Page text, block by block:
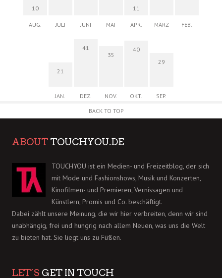
10
AUG. JULI JUNI MAI
11
APR. MÄRZ FEB.
21
JAN.
41
DEZ.
35
NOV.
40
OKT.
29
SEP.
BACK TO TOP
ABOUT TOUCHYOU.DE
TOUCHYOU ist ein Medien- und Freizeitblog, der sich
mit Mode und Fashionshows, Musik und Konzerten,
Kinofilmen- und Premieren, Vernissagen und
Künstlern, Promis und Co. beschäftigt.
Dabei zählt unsere Meinung, die wir hier verbreiten, denn wir sind
unabhängig, frei und hungrig nach allem Neuen, was uns die Welt
zu bieten hat. Sie liegt uns zu Füßen.
LET´S GET IN TOUCH